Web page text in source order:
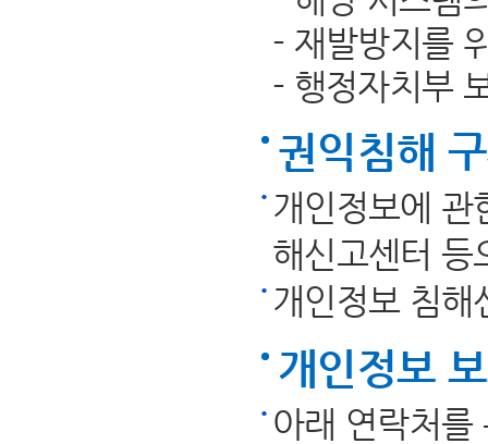
- 재발방지를
- 행정자치부
권익침해
개인정보에 관
해신고센터 등
개인정보 침
개인정보
아래 연락처를